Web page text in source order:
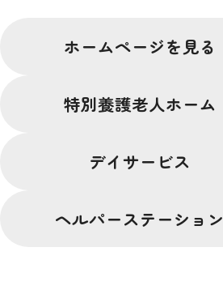
ホームページを見る
特別養護老人ホーム
デイサービス
ヘルパーステーション